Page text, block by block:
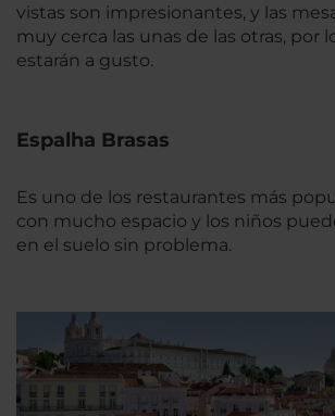
vistas son impresionantes, y las
muy cerca las unas de las otras, por
estarán a gusto.
Espalha Brasas
Es uno de los restaurantes más
con mucho espacio y los niños
en el suelo sin problema.